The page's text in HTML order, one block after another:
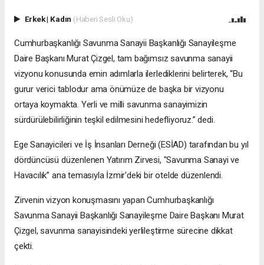
Erkek| Kadın (Haberi Sesli Oku)
Cumhurbaşkanlığı Savunma Sanayii Başkanlığı Sanayileşme
Daire Başkanı Murat Çizgel, tam bağımsız savunma sanayii
vizyonu konusunda emin adımlarla ilerlediklerini belirterek, “Bu
gurur verici tablodur ama önümüze de başka bir vizyonu
ortaya koymakta. Yerli ve milli savunma sanayimizin
sürdürülebilirliğinin teşkil edilmesini hedefliyoruz.” dedi.
Ege Sanayicileri ve İş İnsanları Derneği (ESİAD) tarafından bu yıl
dördüncüsü düzenlenen Yatırım Zirvesi, "Savunma Sanayi ve
Havacılık” ana temasıyla İzmir'deki bir otelde düzenlendi.
Zirvenin vizyon konuşmasını yapan Cumhurbaşkanlığı
Savunma Sanayii Başkanlığı Sanayileşme Daire Başkanı Murat
Çizgel, savunma sanayisindeki yerlileştirme sürecine dikkat
çekti.